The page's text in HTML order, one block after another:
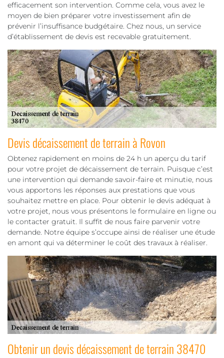
efficacement son intervention. Comme cela, vous avez le
moyen de bien préparer votre investissement afin de
prévenir l’insuffisance budgétaire. Chez nous, un service
d’établissement de devis est recevable gratuitement.
Devis décaissement de terrain à Rovon
Obtenez rapidement en moins de 24 h un aperçu du tarif
pour votre projet de décaissement de terrain. Puisque c’est
une intervention qui demande savoir-faire et minutie, nous
vous apportons les réponses aux prestations que vous
souhaitez mettre en place. Pour obtenir le devis adéquat à
votre projet, nous vous présentons le formulaire en ligne ou
le contacter gratuit. Il suffit de nous faire parvenir votre
demande. Notre équipe s’occupe ainsi de réaliser une étude
en amont qui va déterminer le coût des travaux à réaliser.
Obtenir un devis décaissement de terrain 38470